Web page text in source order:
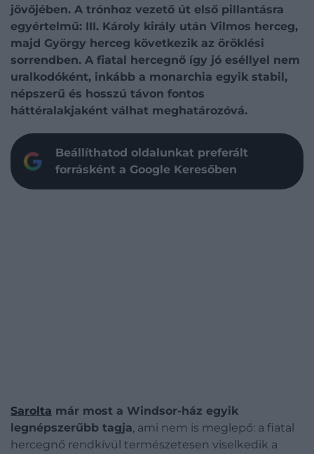
jövőjében. A trónhoz vezető út első pillantásra
egyértelmű: III. Károly király után Vilmos herceg,
majd György herceg következik az öröklési
sorrendben. A fiatal hercegnő így jó eséllyel nem
uralkodóként, inkább a monarchia egyik stabil,
népszerű és hosszú távon fontos
háttéralakjaként válhat meghatározóvá.
Beállíthatod oldalunkat preferált
forrásként a Google Keresőben
Sarolta már most a Windsor-ház egyik
legnépszerűbb tagja, ami nem is meglepő: a fiatal
hercegnő rendkívül természetesen viselkedik a